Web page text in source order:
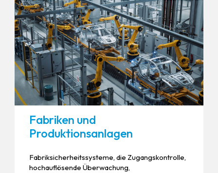
Fabriken und
Produktionsanlagen
Fabriksicherheitssysteme, die Zugangskontrolle,
hochauflösende Überwachung,